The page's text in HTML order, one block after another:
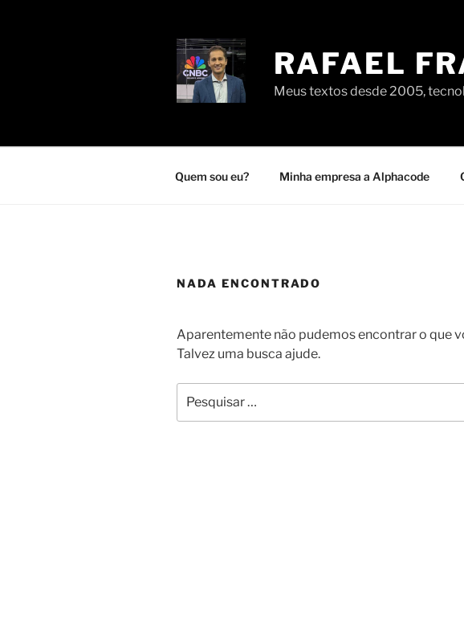
RAFAEL
Meus textos desde 2005,
Quem sou eu? Minha empresa a Alphacode
NADA ENCONTRADO
Aparentemente não pudemos encontrar o que
Talvez uma busca ajude.
por: